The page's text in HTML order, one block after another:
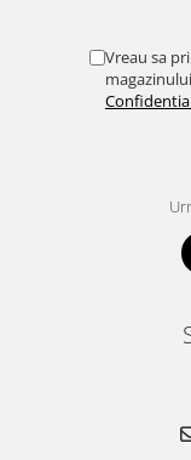
Vreau sa